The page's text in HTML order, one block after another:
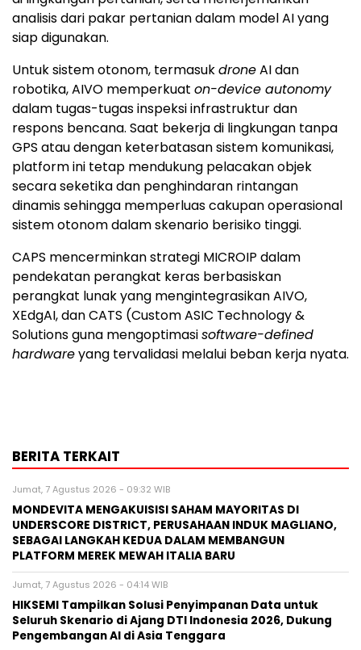
analisis dari pakar pertanian dalam model AI yang
siap digunakan.
Untuk sistem otonom, termasukdroneAI dan
robotika, AIVO memperkuat on-device autonomy
dalam tugas-tugas inspeksi infrastruktur dan
respons bencana. Saat bekerja di lingkungan tanpa
GPS atau dengan keterbatasan sistem komunikasi,
platform ini tetap mendukung pelacakan objek
secara seketika dan penghindaran rintangan
dinamis sehingga memperluas cakupan operasional
sistem otonom dalam skenario berisiko tinggi.
CAPS mencerminkan strategi MICROIP dalam
pendekatan perangkat keras berbasiskan
perangkat lunak yang mengintegrasikan AIVO,
XEdgAI, dan CATS (Custom ASIC Technology &
Solutions guna mengoptimasisoftware-defined
hardwareyang tervalidasi melalui beban kerja nyata.
BERITA TERKAIT
Jumat, 7 Agustus 2026 - 09:32 WIB
MONDEVITA MENGAKUISISI SAHAM MAYORITAS DI
UNDERSCORE DISTRICT, PERUSAHAAN INDUK MAGLIANO,
SEBAGAI LANGKAH KEDUA DALAM MEMBANGUN
PLATFORM MEREK MEWAH ITALIA BARU
Jumat, 7 Agustus 2026 - 04:14 WIB
HIKSEMI Tampilkan Solusi Penyimpanan Data untuk
Seluruh Skenario di Ajang DTI Indonesia 2026, Dukung
Pengembangan AI di Asia Tenggara